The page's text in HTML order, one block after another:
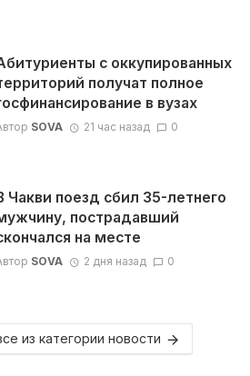
с оккупированных
получат полное
в вузах
SOVA 21 час назад 0
Чакви поезд сбил 35-летнего
пострадавший
на месте
SOVA 2 дня назад 0
из категории новости